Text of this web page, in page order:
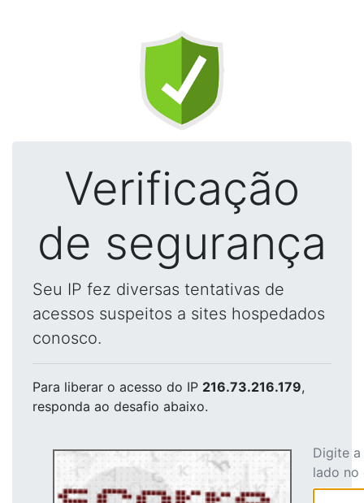
Verificação
de segurança
Seu IP fez diversas tentativas de
acessos suspeitos a sites hospedados
conosco.
Para liberar o acesso do IP 216.73.216.179,
responda ao desafio abaixo.
Digite
lado no